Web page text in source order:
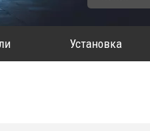
Установка